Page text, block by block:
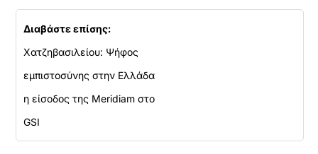
Διαβάστε επίσης:
Χατζηβασιλείου: Ψήφος
εμπιστοσύνης στην Ελλάδα
η είσοδος της Meridiam στο
GSI